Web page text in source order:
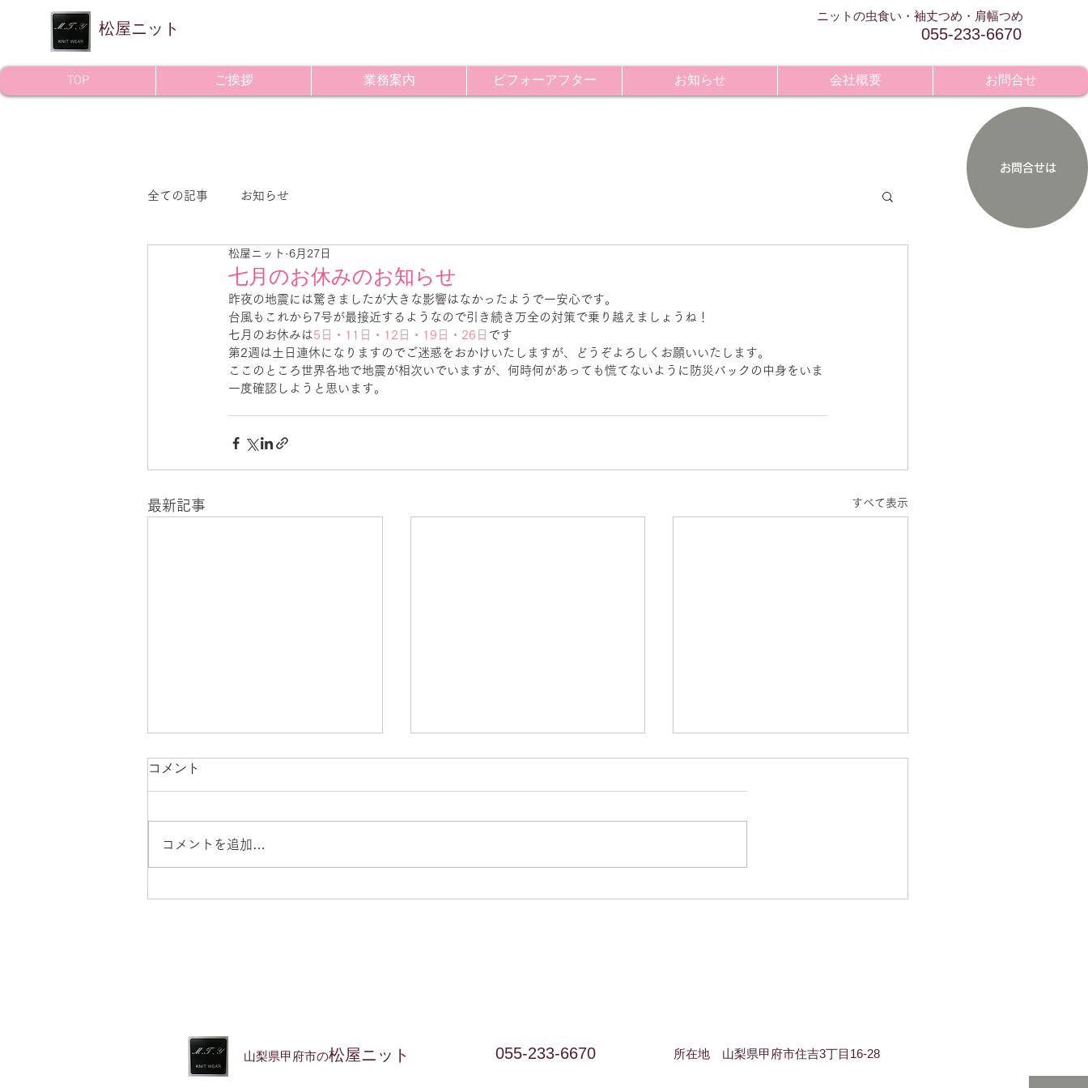
お問合せは
​松屋ニット
​ニットの虫食い・袖丈つめ・肩幅つめ
055-233-6670
TOP ご挨拶 業務案内 ビフォーアフター お知らせ 会社概要 お問合せ
全ての記事 お知らせ
七月のお休みのお知らせ
松屋ニット 6月27日
昨夜の地震には驚きましたが大きな影響はなかったようで一安心です。
台風もこれから7号が最接近するようなので引き続き万全の対策で乗り越えましょうね！
七月のお休みは5日・11日・12日・19日・26日 です
第2週は土日連休になりますのでご迷惑をおかけいたしますが、どうぞよろしくお願いいたします。
ここのところ世界各地で地震が相次いでいますが、何時何があっても慌てないように防災バックの中身をいま
一度確認しようと思います。
最新記事 すべて表示
八月のお休みのお知らせ
毎日暑いですね。熊本の皆様のこ
を心からお祈り申し上げます。
八月のお休みは2日・9日～16
六月の定休日のお知らせ
すでに真夏の暑さで寝苦しい毎日
夏に身体がついていけないですよ
五月のお休みのお知らせ
桜も早足で咲き急いでいきました
17日・24日・31日です。 連休も
コメント
コメントを追加…
山梨県甲府市の松屋ニット 055-233-6670 所在地 山梨県甲府市住吉3丁目16-28